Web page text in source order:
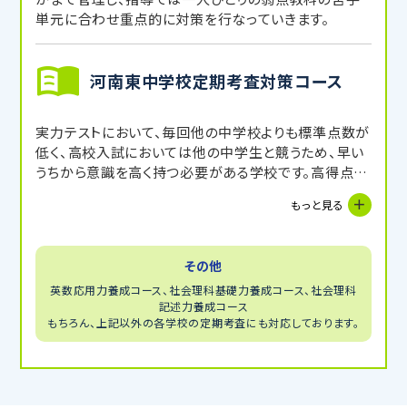
単元に合わせ重点的に対策を行なっていきます。
河南東中学校定期考査対策コース
実力テストにおいて、毎回他の中学校よりも標準点数が
低く、高校入試においては他の中学生と競うため、早い
うちから意識を高く持つ必要がある学校です。高得点を
もっと見る
その他
英数応用力養成コース、社会理科基礎力養成コース、社会理科
記述力養成コース
もちろん、上記以外の各学校の定期考査にも対応しております。